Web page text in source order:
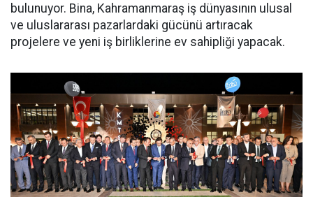
bulunuyor. Bina, Kahramanmaraş iş dünyasının ulusal
ve uluslararası pazarlardaki gücünü artıracak
projelere ve yeni iş birliklerine ev sahipliği yapacak.